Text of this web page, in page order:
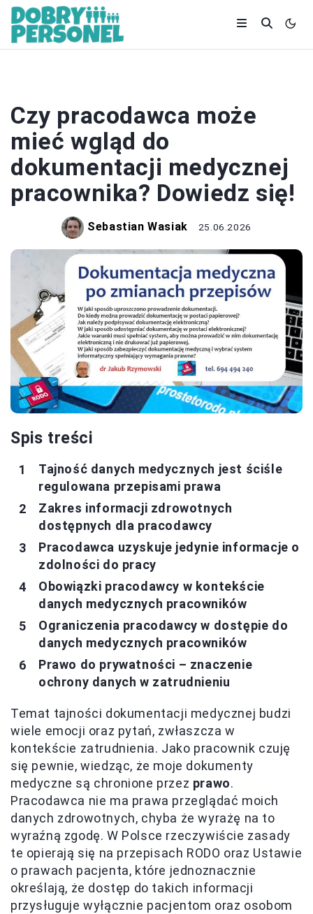
Czy pracodawca może
mieć wgląd do
dokumentacji medycznej
pracownika? Dowiedz się!
Sebastian Wasiak 25.06.2026
Spis treści
Tajność danych medycznych jest ściśle
regulowana przepisami prawa
Zakres informacji zdrowotnych
dostępnych dla pracodawcy
Pracodawca uzyskuje jedynie informacje o
zdolności do pracy
Obowiązki pracodawcy w kontekście
danych medycznych pracowników
Ograniczenia pracodawcy w dostępie do
danych medycznych pracowników
Prawo do prywatności – znaczenie
ochrony danych w zatrudnieniu
Temat tajności dokumentacji medycznej budzi
wiele emocji oraz pytań, zwłaszcza w
kontekście zatrudnienia. Jako pracownik czuję
się pewnie, wiedząc, że moje dokumenty
medyczne są chronione przez prawo.
Pracodawca nie ma prawa przeglądać moich
danych zdrowotnych, chyba że wyrażę na to
wyraźną zgodę. W Polsce rzeczywiście zasady
te opierają się na przepisach RODO oraz Ustawie
o prawach pacjenta, które jednoznacznie
określają, że dostęp do takich informacji
przysługuje wyłącznie pacjentom oraz osobom